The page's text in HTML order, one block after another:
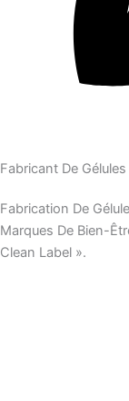
Fabricant De
Fabrication De
Marques De Bien-
Clean Label ».